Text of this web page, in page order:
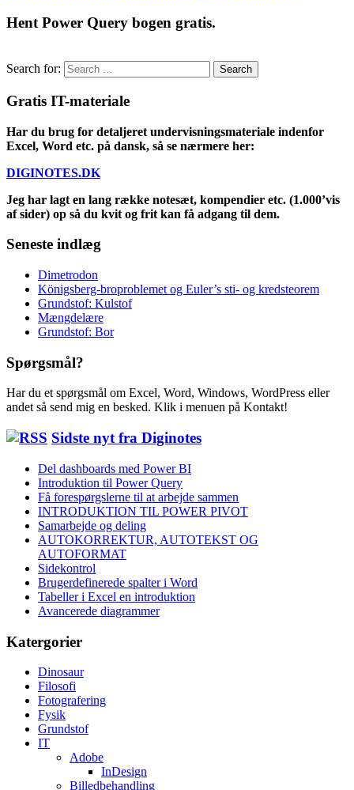
Hent Power Query bogen gratis.
Search for:
Gratis IT-materiale
Har du brug for detaljeret undervisningsmateriale indenfor
Excel, Word etc. på dansk, så se nærmere her:
DIGINOTES.DK
Jeg har lagt en lang række notesæt, kompendier etc. (1.000’vis
af sider) op så du kvit og frit kan få adgang til dem.
Seneste indlæg
Dimetrodon
Königsberg-broproblemet og Euler’s sti- og kredsteorem
Grundstof: Kulstof
Mængdelære
Grundstof: Bor
Spørgsmål?
Har du et spørgsmål om Excel, Word, Windows, WordPress eller
andet så send mig en besked. Klik i menuen på Kontakt!
Sidste nyt fra Diginotes
Del dashboards med Power BI
Introduktion til Power Query
Få forespørgslerne til at arbejde sammen
INTRODUKTION TIL POWER PIVOT
Samarbejde og deling
AUTOKORREKTUR, AUTOTEKST OG
AUTOFORMAT
Sidekontrol
Brugerdefinerede spalter i Word
Tabeller i Excel en introduktion
Avancerede diagrammer
Katergorier
Dinosaur
Filosofi
Fotografering
Fysik
Grundstof
IT
Adobe
InDesign
Billedbehandling